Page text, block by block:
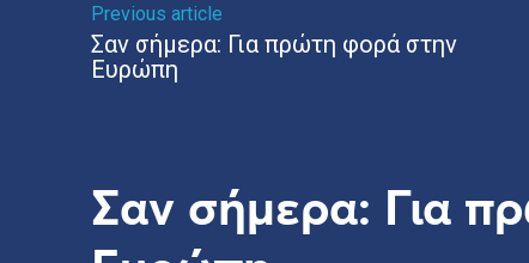
Previous article
Σαν σήμερα: Για πρώτη φορά στην
Ευρώπη